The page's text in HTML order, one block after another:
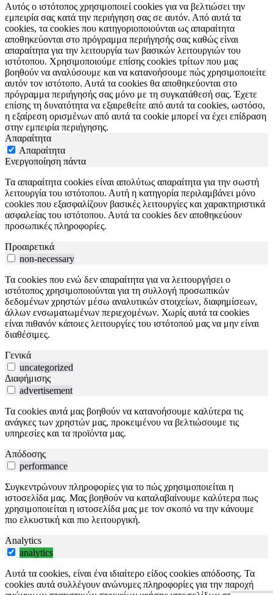
Αυτός ο ιστότοπος χρησιμοποιεί cookies για να βελτιώσει την
εμπειρία σας κατά την περιήγηση σας σε αυτόν. Από αυτά τα
cookies, τα cookies που κατηγοριοποιούνται ως απαραίτητα
αποθηκεύονται στο πρόγραμμα περιήγησής σας καθώς είναι
απαραίτητα για την λειτουργία των βασικών λειτουργιών του
ιστότοπου. Χρησιμοποιούμε επίσης cookies τρίτων που μας
βοηθούν να αναλύσουμε και να κατανοήσουμε πώς χρησιμοποιείτε
αυτόν τον ιστότοπο. Αυτά τα cookies θα αποθηκεύονται στο
πρόγραμμα περιήγησής σας μόνο με τη συγκατάθεσή σας. Έχετε
επίσης τη δυνατότητα να εξαιρεθείτε από αυτά τα cookies, ωστόσο,
η εξαίρεση ορισμένων από αυτά τα cookie μπορεί να έχει επίδραση
στην εμπειρία περιήγησης.
Απαραίτητα
Απαραίτητα
Ενεργοποίηση πάντα
Τα απαραίτητα cookies είναι απολύτως απαραίτητα για την σωστή
λειτουργία του ιστότοπου. Αυτή η κατηγορία περιλαμβάνει μόνο
cookies που εξασφαλίζουν βασικές λειτουργίες και χαρακτηριστικά
ασφαλείας του ιστότοπου. Αυτά τα cookies δεν αποθηκεύουν
προσωπικές πληροφορίες.
Προαιρετικά
non-necessary
Τα cookies που ενώ δεν απαραίτητα για να λειτουργήσει ο
ιστότοπος χρησιμοποιούνται για τη συλλογή προσωπικών
δεδομένων χρηστών μέσω αναλυτικών στοιχείων, διαφημίσεων,
άλλων ενσωματωμένων περιεχομένων. Χωρίς αυτά τα cookies
είναι πιθανόν κάποιες λειτουργίες του ιστότοπού μας να μην είναι
διαθέσιμες.
Γενικά
uncategorized
Διαφήμισης
advertisement
Τα cookies αυτά μας βοηθούν να κατανοήσουμε καλύτερα τις
ανάγκες των χρηστών μας, προκειμένου να βελτιώσουμε τις
υπηρεσίες και τα προϊόντα μας.
Απόδοσης
performance
Συγκεντρώνουν πληροφορίες για το πώς χρησιμοποιείται η
ιστοσελίδα μας. Μας βοηθούν να καταλαβαίνουμε καλύτερα πως
χρησιμοποιείται η ιστοσελίδα μας με τον σκοπό να την κάνουμε
πιο ελκυστική και πιο λειτουργική.
Analytics
analytics
Αυτά τα cookies, είναι ένα ιδιαίτερο είδος cookies απόδοσης. Τα
cookies αυτά συλλέγουν ανώνυμες πληροφορίες για την παροχή